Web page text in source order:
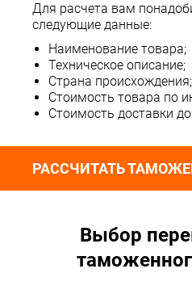
Для расчета вам
следующие данные:
Наименование товара;
Техническое описание;
Страна происхождения;
Стоимость товара по
Стоимость доставки
РАССЧИТАТЬ
Выбор